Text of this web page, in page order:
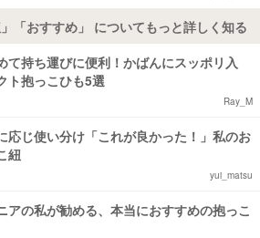
「おすすめ」 についてもっと詳しく知る
て持ち運びに便利！かばんにスッポリ入
ト抱っこひも5選
Ray_M
応じ使い分け「これが良かった！」私のお
紐
yui_matsu
アの私が勧める、本当におすすめの抱っこ